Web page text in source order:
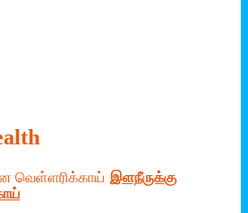
இளநீருக்கு